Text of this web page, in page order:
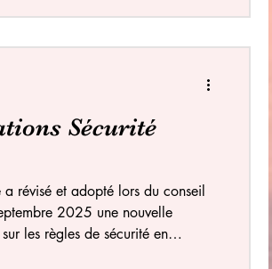
Sécurité
révisé et adopté lors du conseil
2025 une nouvelle
les règles de sécurité en